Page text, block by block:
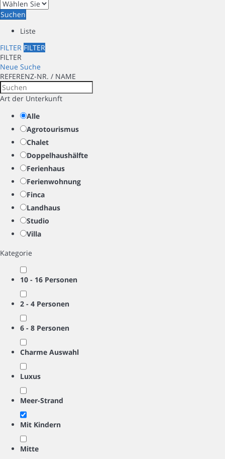
Suchen
Liste
FILTER FILTER
FILTER
Neue Suche
REFERENZ-NR. / NAME
Art der Unterkunft
Alle
Agrotourismus
Chalet
Doppelhaushälfte
Ferienhaus
Ferienwohnung
Finca
Landhaus
Studio
Villa
Kategorie
10 - 16 Personen
2 - 4 Personen
6 - 8 Personen
Charme Auswahl
Luxus
Meer-Strand
Mit Kindern
Mitte